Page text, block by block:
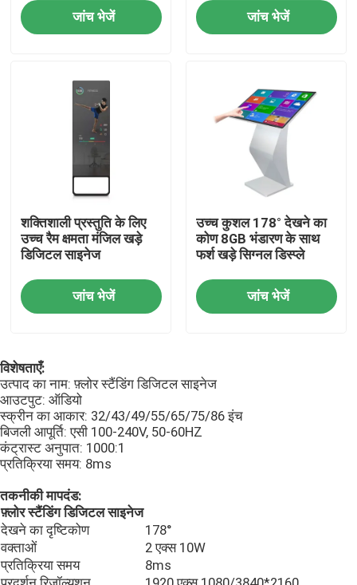
गुणवत्ता नियंत्रण
Shopping Online
फ़्लोर स्टैंडिंग डिजिटल साइनेज
पैनल माउंट औद्योगिक मॉनिटर
एंबेडेड औद्योगिक मॉनिटर
स्वयं सेवा कियोस्क
टच स्क्रीन स्मार्ट मिरर
जांच भेजें
जांच भेजें
शक्तिशाली प्रस्तुति के लिए
उच्च रैम क्षमता मंजिल खड़े
डिजिटल साइनेज
जांच भेजें
उच्च कुशल 178° देखने का
कोण 8GB भंडारण के साथ
फर्श खड़े सिग्नल डिस्प्ले
जांच भेजें
विशेषताएँ:
उत्पाद का नाम: फ़्लोर स्टैंडिंग डिजिटल साइनेज
आउटपुट: ऑडियो
स्क्रीन का आकार: 32/43/49/55/65/75/86 इंच
बिजली आपूर्ति: एसी 100-240V, 50-60HZ
कंट्रास्ट अनुपात: 1000:1
प्रतिक्रिया समय: 8ms
तकनीकी मापदंड:
फ़्लोर स्टैंडिंग डिजिटल साइनेज
देखने का दृष्टिकोण
178°
वक्ताओं
2 एक्स 10W
प्रतिक्रिया समय
8ms